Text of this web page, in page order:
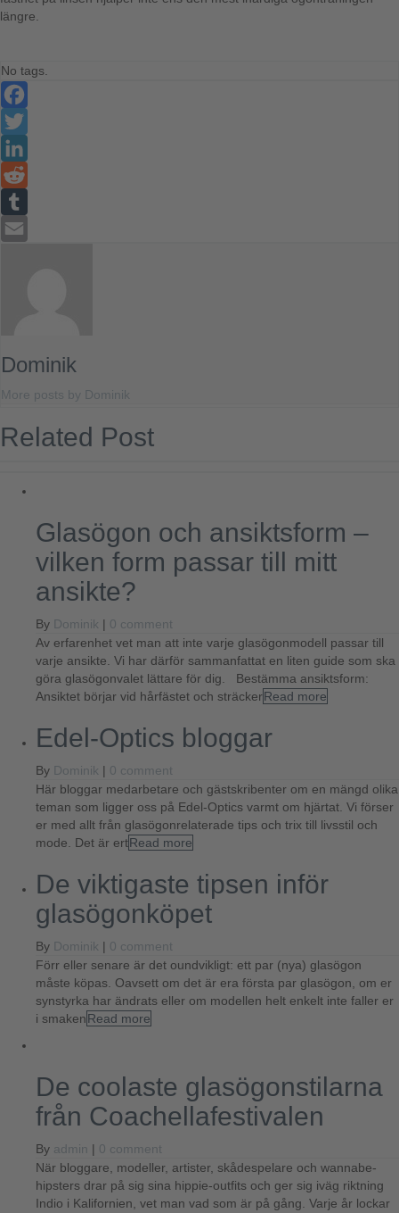
längre.
No tags.
Facebook
Twitter
LinkedIn
Reddit
Tumblr
Dominik
More posts by Dominik
Related Post
Glasögon och ansiktsform –
vilken form passar till mitt
ansikte?
By Dominik | 0 comment
Av erfarenhet vet man att inte varje glasögonmodell passar till
varje ansikte. Vi har därför sammanfattat en liten guide som ska
göra glasögonvalet lättare för dig. Bestämma ansiktsform:
Ansiktet börjar vid hårfästet och sträckerRead more
Edel-Optics bloggar
By Dominik | 0 comment
Här bloggar medarbetare och gästskribenter om en mängd olika
teman som ligger oss på Edel-Optics varmt om hjärtat. Vi förser
er med allt från glasögonrelaterade tips och trix till livsstil och
mode. Det är ertRead more
De viktigaste tipsen inför
glasögonköpet
By Dominik | 0 comment
Förr eller senare är det oundvikligt: ett par (nya) glasögon
måste köpas. Oavsett om det är era första par glasögon, om er
synstyrka har ändrats eller om modellen helt enkelt inte faller er
i smakenRead more
De coolaste glasögonstilarna
från Coachellafestivalen
By admin | 0 comment
När bloggare, modeller, artister, skådespelare och wannabe-
hipsters drar på sig sina hippie-outfits och ger sig iväg riktning
Indio i Kalifornien, vet man vad som är på gång. Varje år lockar